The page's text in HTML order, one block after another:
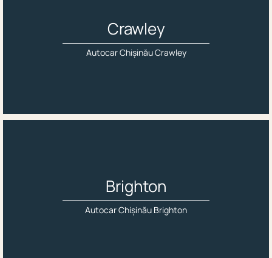
Crawley
Autocar Chișinău Crawley
Brighton
Autocar Chișinău Brighton